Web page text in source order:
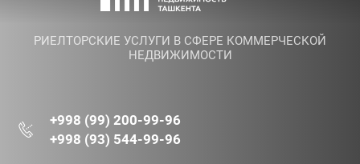
РИЕЛТОРСКИЕ УСЛУГИ В СФЕРЕ КОММЕРЧЕСКОЙ
НЕДВИЖИМОСТИ
+998 (99) 200-99-96
+998 (93) 544-99-96